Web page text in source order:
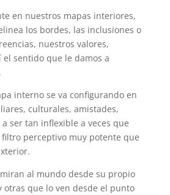
en nuestros mapas interiores,
los bordes, las inclusiones o
nuestros valores,
sentido que le damos a
interno se va configurando en
culturales, amistades,
ser tan inflexible a veces que
perceptivo muy potente que
al mundo desde su propio
otras que lo ven desde el punto